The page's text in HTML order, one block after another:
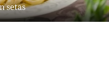
setas